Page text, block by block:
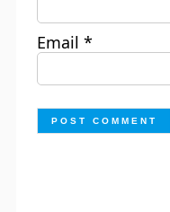
Email *